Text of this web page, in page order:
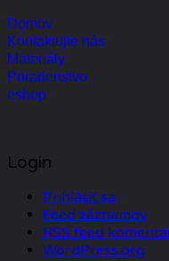
Domov
Kontaktujte nás
Materiály
Poradenstvo
eshop
Login
Prihlásiť sa
Feed záznamov
RSS feed
WordPress.org